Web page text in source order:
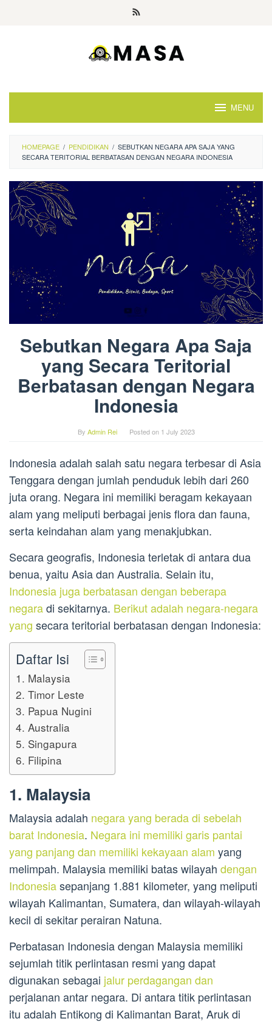
MENU
HOMEPAGE / PENDIDIKAN / SEBUTKAN NEGARA APA SAJA YANG
SECARA TERITORIAL BERBATASAN DENGAN NEGARA INDONESIA
Sebutkan Negara Apa Saja
yang Secara Teritorial
Berbatasan dengan Negara
Indonesia
By Admin Rei Posted on 1 July 2023
Indonesia adalah salah satu negara terbesar di Asia
Tenggara dengan jumlah penduduk lebih dari 260
juta orang. Negara ini memiliki beragam kekayaan
alam yang meliputi berbagai jenis flora dan fauna,
serta keindahan alam yang menakjubkan.
Secara geografis, Indonesia terletak di antara dua
benua, yaitu Asia dan Australia. Selain itu,
Indonesia juga berbatasan dengan beberapa
negaradi sekitarnya. Berikut adalah negara-negara
yang secara teritorial berbatasan dengan Indonesia:
Daftar Isi
1. Malaysia
2. Timor Leste
3. Papua Nugini
4. Australia
5. Singapura
6. Filipina
1. Malaysia
Malaysia adalah negara yang berada di sebelah
barat Indonesia. Negara ini memiliki garis pantai
yang panjang dan memiliki kekayaan alam yang
melimpah. Malaysia memiliki batas wilayah dengan
Indonesiasepanjang 1.881 kilometer, yang meliputi
wilayah Kalimantan, Sumatera, dan wilayah-wilayah
kecil di sekitar perairan Natuna.
Perbatasan Indonesia dengan Malaysia memiliki
sejumlah titik perlintasan resmi yang dapat
digunakan sebagai jalur perdagangan dan
perjalanan antar negara. Di antara titik perlintasan
itu adalah Entikong di Kalimantan Barat, Aruk di